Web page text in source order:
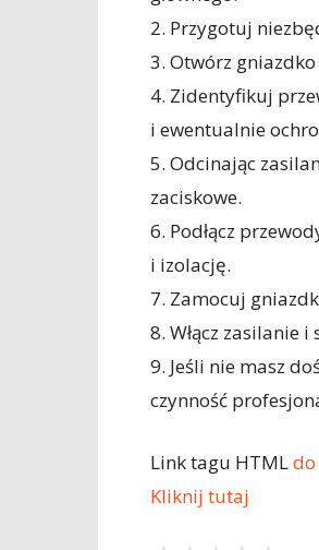
2. Przygotuj
3. Otwórz
4. Zidentyfikuj
i ewentualnie
5. Odcinając
zaciskowe.
6. Podłącz
i izolację.
7. Zamocuj
8. Włącz zasilanie
9. Jeśli nie masz
czynność
Link tagu HTMLdo
Kliknij tutaj